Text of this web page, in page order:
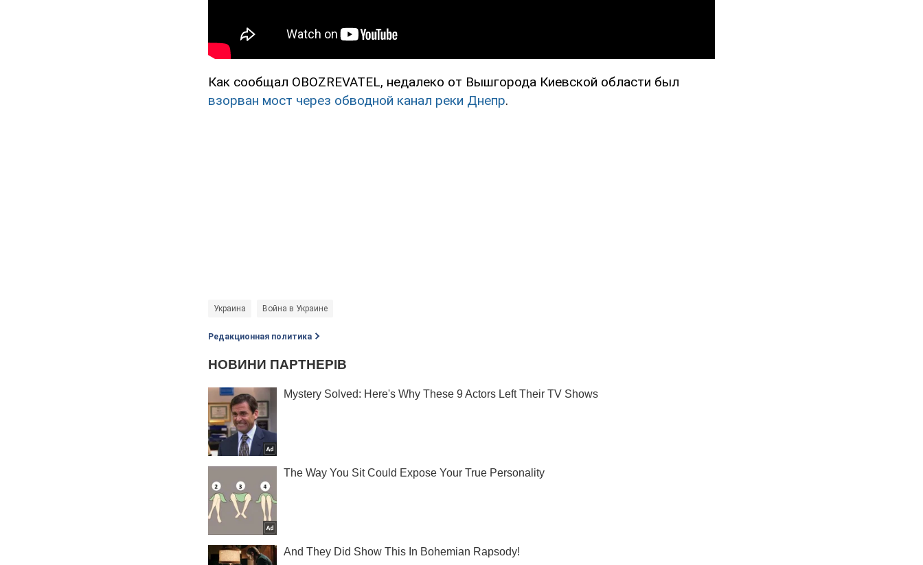
Как сообщал OBOZREVATEL, недалеко от Вышгорода Киевской области был
взорван мост через обводной канал реки Днепр.
Украина Война в Украине
Редакционная политика